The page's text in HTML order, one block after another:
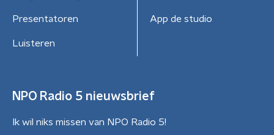
Presentatoren
Luisteren
App de studio
NPO Radio 5 nieuwsbrief
Ik wil niks missen van NPO Radio 5!